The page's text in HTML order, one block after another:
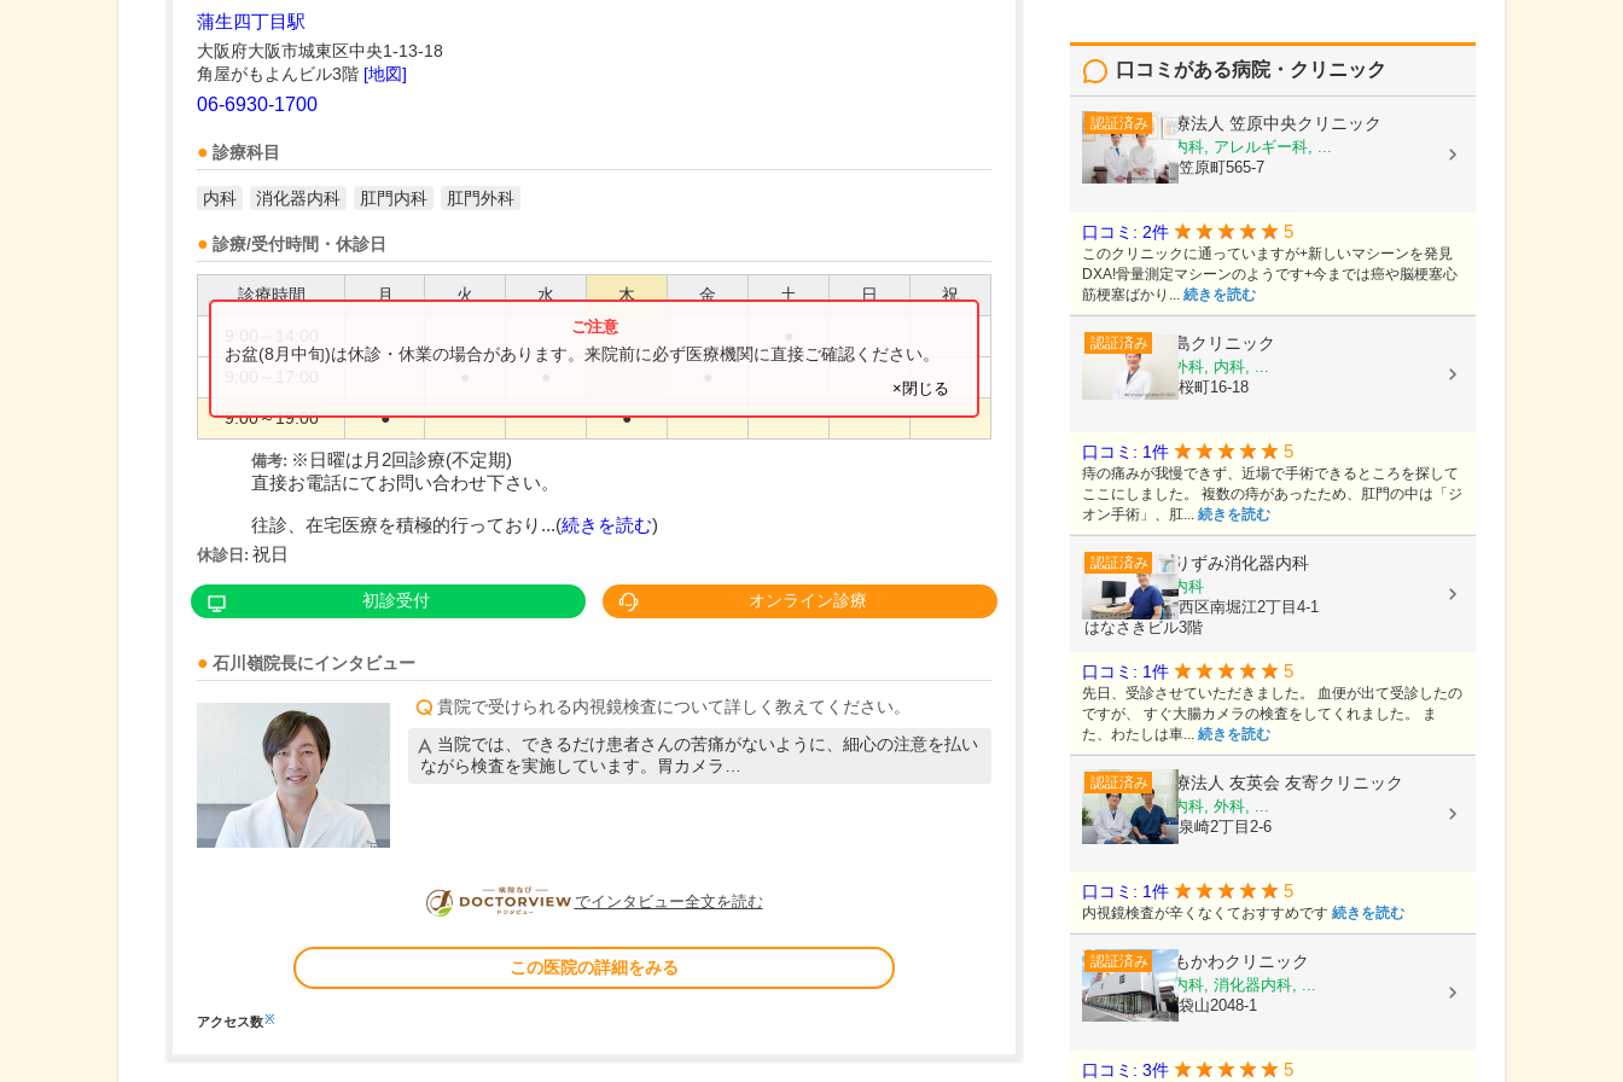
蒲生四丁目駅
大阪府大阪市城東区中央1-13-18
角屋がもよんビル3階 [地図]
06-6930-1700
診療科目
内科 消化器内科 肛門内科 肛門外科
診療/受付時間・休診日
診療時間 月 火 水 木 金 土 日 祝
9:00～19:00 ● ●
お盆(8月中旬)は休診・休業の場合があります。来院前に必ず医療機関に直接ご確認ください。
×閉じる
備考: ※日曜は月2回診療(不定期)
直接お電話にてお問い合わせ下さい。
往診、在宅医療を積極的行っており...(続きを読む)
休診日: 祝日
初診受付 オンライン診療
石川嶺院長にインタビュー
貴院で受けられる内視鏡検査について詳しく教えてください。
当院では、できるだけ患者さんの苦痛がないように、細心の注意を払い
ながら検査を実施しています。胃カメラ…
DOCTORVIEW
でインタビュー全文を読む
この医院の詳細をみる
アクセス数※
口コミがある病院・クリニック
認証済み 医療法人 笠原中央クリニック
内科, 糖尿病内科, アレルギー科, ...
茨城県水戸市笠原町565-7
口コミ: 2件 5
このクリニックに通っていますが+新しいマシーンを発見
DXA!骨量測定マシーンのようです+今までは癌や脳梗塞心
筋梗塞ばかり... 続きを読む
認証済み 尾島クリニック
消化器内科, 外科, 内科, ...
富山県射水市桜町16-18
口コミ: 1件 5
痔の痛みが我慢できず、近場で手術できるところを探して
ここにしました。 複数の痔があったため、肛門の中は「ジ
オン手術」、肛... 続きを読む
認証済み ありずみ消化器内科
内科, 消化器内科
大阪府大阪市西区南堀江2丁目4-1
はなさきビル3階
口コミ: 1件 5
先日、受診させていただきました。 血便が出て受診したの
ですが、 すぐ大腸カメラの検査をしてくれました。 ま
た、わたしは車... 続きを読む
認証済み 医療法人 友英会 友寄クリニック
内科, 消化器内科, 外科, ...
沖縄県那覇市泉崎2丁目2-6
口コミ: 1件 5
内視鏡検査が辛くなくておすすめです 続きを読む
認証済み しもかわクリニック
内科, 脳神経内科, 消化器内科, ...
埼玉県越谷市袋山2048-1
口コミ: 3件 5